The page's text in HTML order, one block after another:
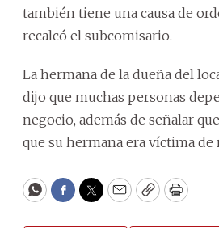
también tiene una causa de
recalcó el subcomisario.
La hermana de la dueña del
dijo que muchas personas
negocio, además de señalar
que su hermana era víctima de
WhatsApp
Facebook
Twitter
EmailCopyPrint